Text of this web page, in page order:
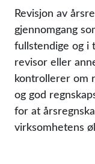
Revisjon av
gjennomgang
fullstendige og i
revisor eller
kontrollerer om
og god
for at
virksomhetens